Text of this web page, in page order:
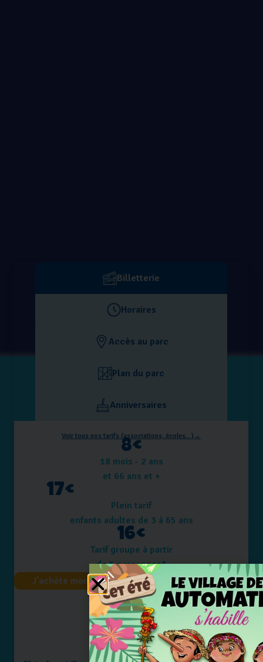
Billetterie
Horaires
Accès au parc
Plan du parc
Anniversaires
Voir tous nos tarifs (associations, écoles…)→
8€
18 mois - 2 ans
et 66 ans et +
17€
Plein tarif
enfants adultes de 3 à 65 ans
16€
Tarif groupe à partir
de 5 personnes*
J'achète mon billet